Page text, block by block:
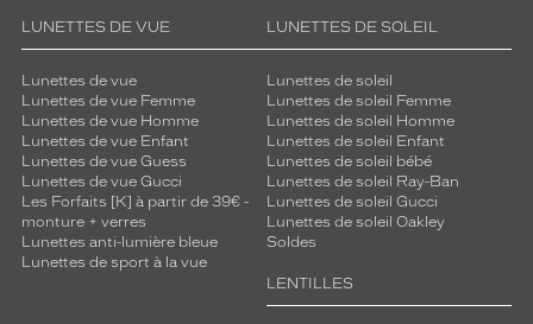
LUNETTES DE VUE
Lunettes de vue
Lunettes de vue Femme
Lunettes de vue Homme
Lunettes de vue Enfant
Lunettes de vue Guess
Lunettes de vue Gucci
Les Forfaits [K] à partir de 39€ -
monture + verres
Lunettes anti-lumière bleue
Lunettes de sport à la vue
LUNETTES DE SOLEIL
Lunettes de soleil
Lunettes de soleil Femme
Lunettes de soleil Homme
Lunettes de soleil Enfant
Lunettes de soleil bébé
Lunettes de soleil Ray-Ban
Lunettes de soleil Gucci
Lunettes de soleil Oakley
Soldes
LENTILLES